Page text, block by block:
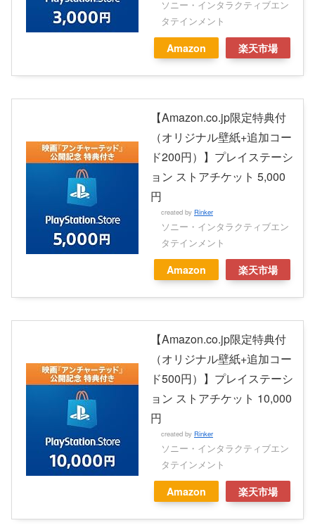
ソニー・インタラクティブエン
タテインメント
Amazon 楽天市場
【Amazon.co.jp限定特典付
（オリジナル壁紙+追加コー
ド200円）】プレイステーシ
ョン ストアチケット 5,000
円
created by Rinker
ソニー・インタラクティブエン
タテインメント
Amazon 楽天市場
【Amazon.co.jp限定特典付
（オリジナル壁紙+追加コー
ド500円）】プレイステーシ
ョン ストアチケット 10,000
円
created by Rinker
ソニー・インタラクティブエン
タテインメント
Amazon 楽天市場